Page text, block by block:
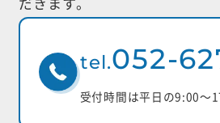
tel.052-
受付時間は平日の9:00〜